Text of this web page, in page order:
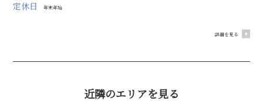
定休日 年末年始
詳細を見る
近隣のエリアを見る